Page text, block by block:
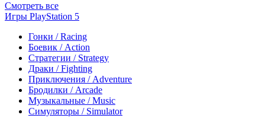
Смотреть все
Игры PlayStation 5
Гонки / Racing
Боевик / Action
Стратегии / Strategy
Драки / Fighting
Приключения / Adventure
Бродилки / Arcade
Музыкальные / Music
Симуляторы / Simulator